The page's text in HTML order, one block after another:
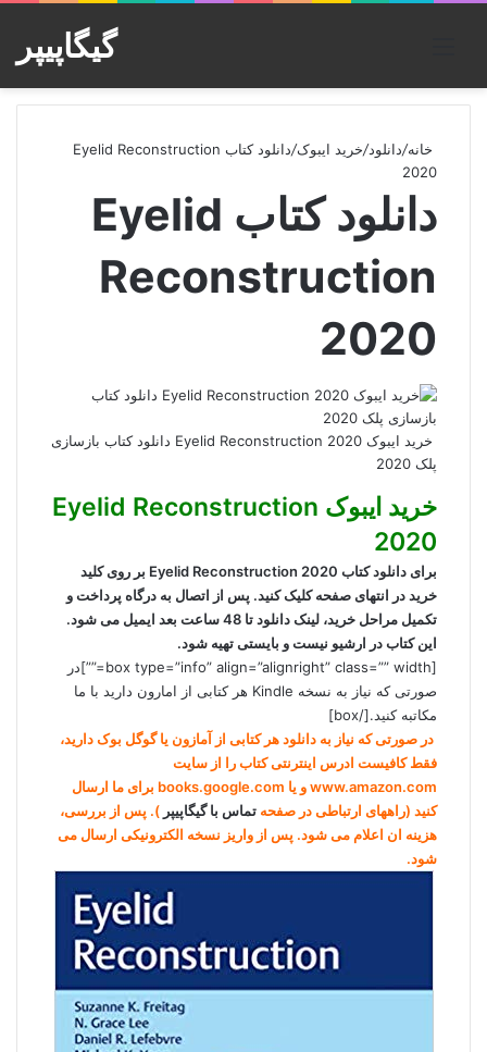
گیگاپیپر
خانه/دانلود/خرید ایبوک/
دانلود کتاب Eyelid Reconstruction
2020
دانلود کتاب Eyelid
Reconstruction
2020
خرید ایبوک Eyelid Reconstruction 2020 دانلود کتاب بازسازی
پلک 2020
خرید ایبوک Eyelid Reconstruction
2020
برای دانلود کتاب Eyelid Reconstruction 2020 بر روی کلید
خرید در انتهای صفحه کلیک کنید. پس از اتصال به درگاه پرداخت و
تکمیل مراحل خرید، لینک دانلود تا 48 ساعت بعد ایمیل می شود.
این کتاب در ارشیو نیست و بایستی تهیه شود.
[box type=”info” align=”alignright” class=”” width=””]در
صورتی که نیاز به نسخه Kindle هر کتابی از امارون دارید با ما
مکاتبه کنید.[/box]
در صورتی که نیاز به دانلود هر کتابی از آمازون یا گوگل بوک دارید،
فقط کافیست ادرس اینترنتی کتاب را از سایت
www.amazon.com و یا books.google.com برای ما ارسال
کنید (راههای ارتباطی در صفحه تماس با گیگاپیپر ). پس از بررسی،
هزینه ان اعلام می شود. پس از واریز نسخه الکترونیکی ارسال می
شود.